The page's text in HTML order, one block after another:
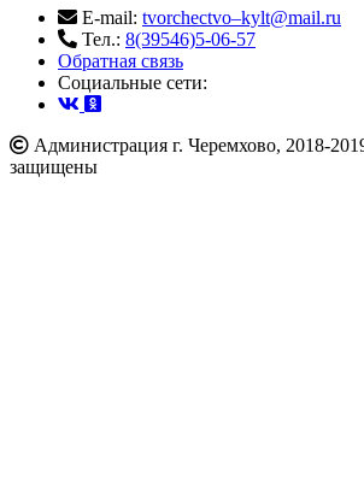
E-mail: tvorchectvo–kylt@mail.ru
Тел.: 8(39546)5-06-57
Обратная связь
Cоциальные сети:
Администрация г. Черемхово, 2018-
защищены